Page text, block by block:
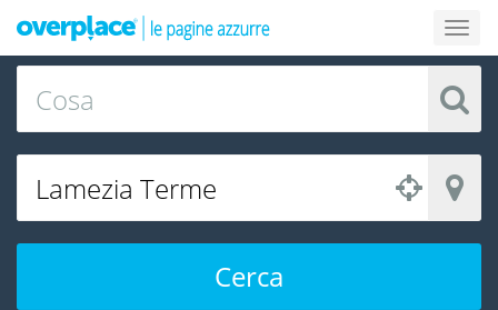
Cerca